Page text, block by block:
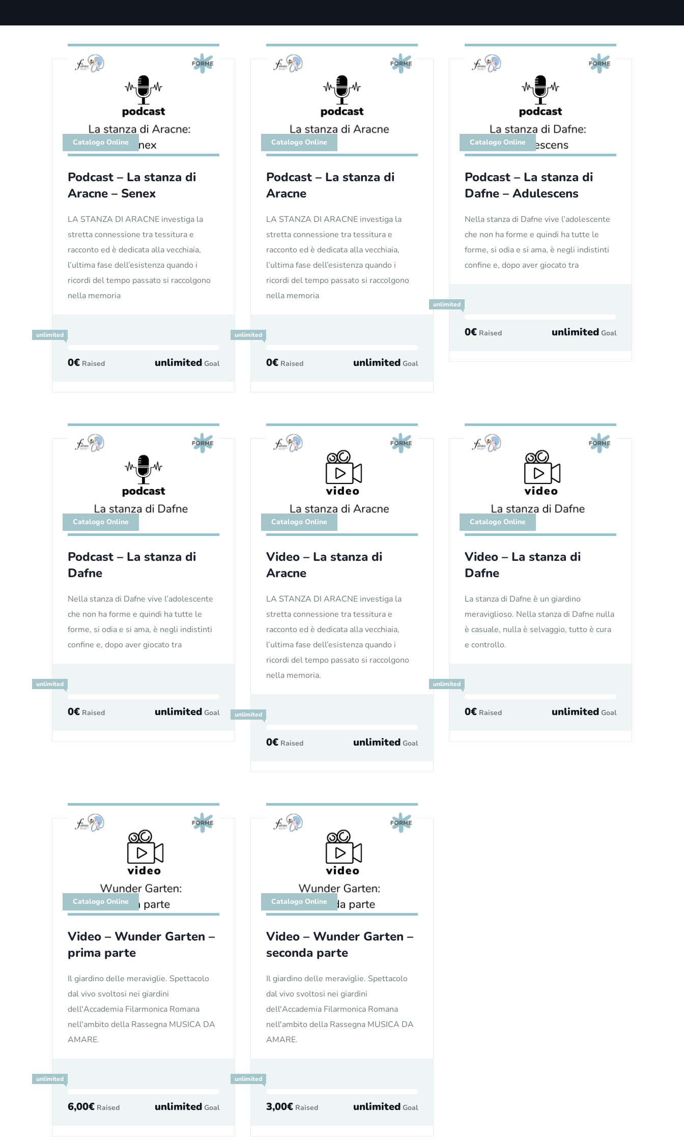
Catalogo Online
Podcast – La stanza di
Aracne – Senex
LA STANZA DI ARACNE investiga la
stretta connessione tra tessitura e
racconto ed è dedicata alla vecchiaia,
l’ultima fase dell’esistenza quando i
ricordi del tempo passato si raccolgono
nella memoria
unlimited
unlimited Goal
0€ Raised
Catalogo Online
Podcast – La stanza di
Aracne
LA STANZA DI ARACNE investiga la
stretta connessione tra tessitura e
racconto ed è dedicata alla vecchiaia,
l’ultima fase dell’esistenza quando i
ricordi del tempo passato si raccolgono
nella memoria
unlimited
unlimited Goal
0€ Raised
Catalogo Online
Podcast – La stanza di
Dafne – Adulescens
Nella stanza di Dafne vive l’adolescente
che non ha forme e quindi ha tutte le
forme, si odia e si ama, è negli indistinti
confine e, dopo aver giocato tra
unlimited
unlimited Goal
0€ Raised
Catalogo Online
Podcast – La stanza di
Dafne
Nella stanza di Dafne vive l’adolescente
che non ha forme e quindi ha tutte le
forme, si odia e si ama, è negli indistinti
confine e, dopo aver giocato tra
unlimited
unlimited Goal
0€ Raised
Catalogo Online
Video – La stanza di
Aracne
LA STANZA DI ARACNE investiga la
stretta connessione tra tessitura e
racconto ed è dedicata alla vecchiaia,
l’ultima fase dell’esistenza quando i
ricordi del tempo passato si raccolgono
nella memoria.
unlimited
unlimited Goal
0€ Raised
Catalogo Online
Video – La stanza di
Dafne
La stanza di Dafne è un giardino
meraviglioso. Nella stanza di Dafne nulla
è casuale, nulla è selvaggio, tutto è cura
e controllo.
unlimited
unlimited Goal
0€ Raised
Catalogo Online
Video – Wunder Garten –
prima parte
Il giardino delle meraviglie. Spettacolo
dal vivo svoltosi nei giardini
dell'Accademia Filarmonica Romana
nell'ambito della Rassegna MUSICA DA
AMARE.
unlimited
unlimited Goal
6,00€ Raised
Catalogo Online
Video – Wunder Garten –
seconda parte
Il giardino delle meraviglie. Spettacolo
dal vivo svoltosi nei giardini
dell'Accademia Filarmonica Romana
nell'ambito della Rassegna MUSICA DA
AMARE.
unlimited
unlimited Goal
3,00€ Raised